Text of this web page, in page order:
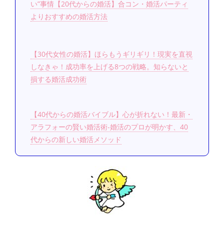
い”事情【20代からの婚活】合コン・婚活パーティ
よりおすすめの婚活方法
【30代女性の婚活】ほらもうギリギリ！現実を直視
しなきゃ！成功率を上げる8つの戦略。知らないと
損する婚活成功術
【40代からの婚活バイブル】心が折れない！最新・
アラフォーの賢い婚活術-婚活のプロが明かす、40
代からの新しい婚活メソッド